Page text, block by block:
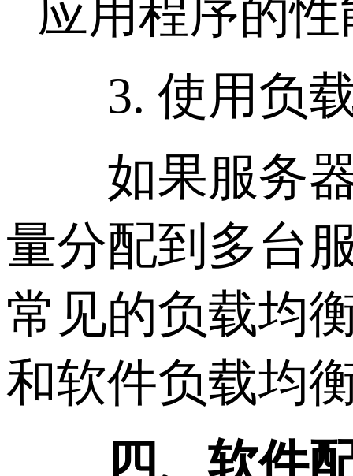
应用程序的
3. 使用负
如果服务器
量分配到多台
常见的负载均
和软件负载均
四、软件配